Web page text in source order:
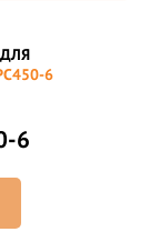
6
6